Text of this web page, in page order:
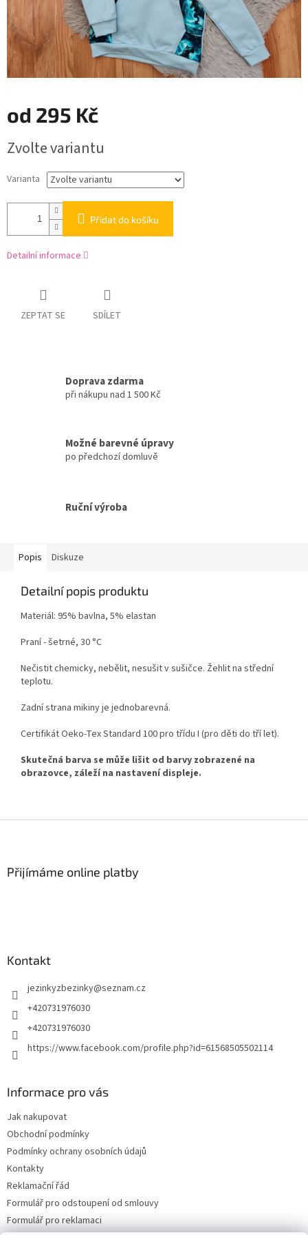
od 295 Kč
cena:
Zvolte variantu
Varianta
Přidat do košíku
Detailní informace
ZEPTAT SE SDÍLET
Doprava zdarma
při nákupu nad 1 500 Kč
Možné barevné úpravy
po předchozí domluvě
Ruční výroba
Popis Diskuze
Detailní popis produktu
Materiál: 95% bavlna, 5% elastan
Praní - šetrné, 30 °C
Nečistit chemicky, nebělit, nesušit v sušičce. Žehlit na střední
teplotu.
Zadní strana mikiny je jednobarevná.
Certifikát Oeko-Tex Standard 100 pro třídu I (pro děti do tří let).
Skutečná barva se může lišit od barvy zobrazené na
obrazovce, záleží na nastavení displeje.
Přijímáme online platby
Kontakt
jezinkyzbezinky@seznam.cz
+420731976030
+420731976030
https://www.facebook.com/profile.php?id=61568505502114
Informace pro vás
Jak nakupovat
Obchodní podmínky
Podmínky ochrany osobních údajů
Kontakty
Reklamační řád
Formulář pro odstoupení od smlouvy
Formulář pro reklamaci